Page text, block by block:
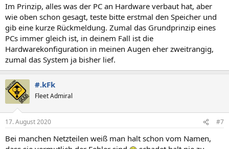
Im Prinzip, alles was der PC an Hardware verbaut hat, aber
wie oben schon gesagt, teste bitte erstmal den Speicher und
gib eine kurze Rückmeldung. Zumal das Grundprinzip eines
PCs immer gleich ist, in deinem Fall ist die
Hardwarekonfiguration in meinen Augen eher zweitrangig,
zumal das System ja bisher lief.
#.kFk
Fleet Admiral
17. August 2020 #7
Bei manchen Netzteilen weiß man halt schon vom Namen,